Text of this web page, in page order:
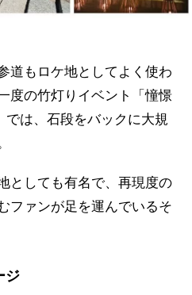
道もロケ地としてよく使わ
度の竹灯りイベント「憧憬
は、石段をバックに大規
としても有名で、再現度の
ファンが足を運んでいるそ
ジ